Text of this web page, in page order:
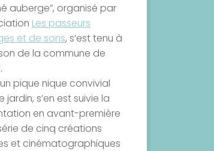
auberge”, organisé par
Les passeurs
et de sons, s’est tenu à
de la commune de
pique nique convivial
jardin, s’en est suivie la
en avant-première
de cinq créations
et cinématographiques